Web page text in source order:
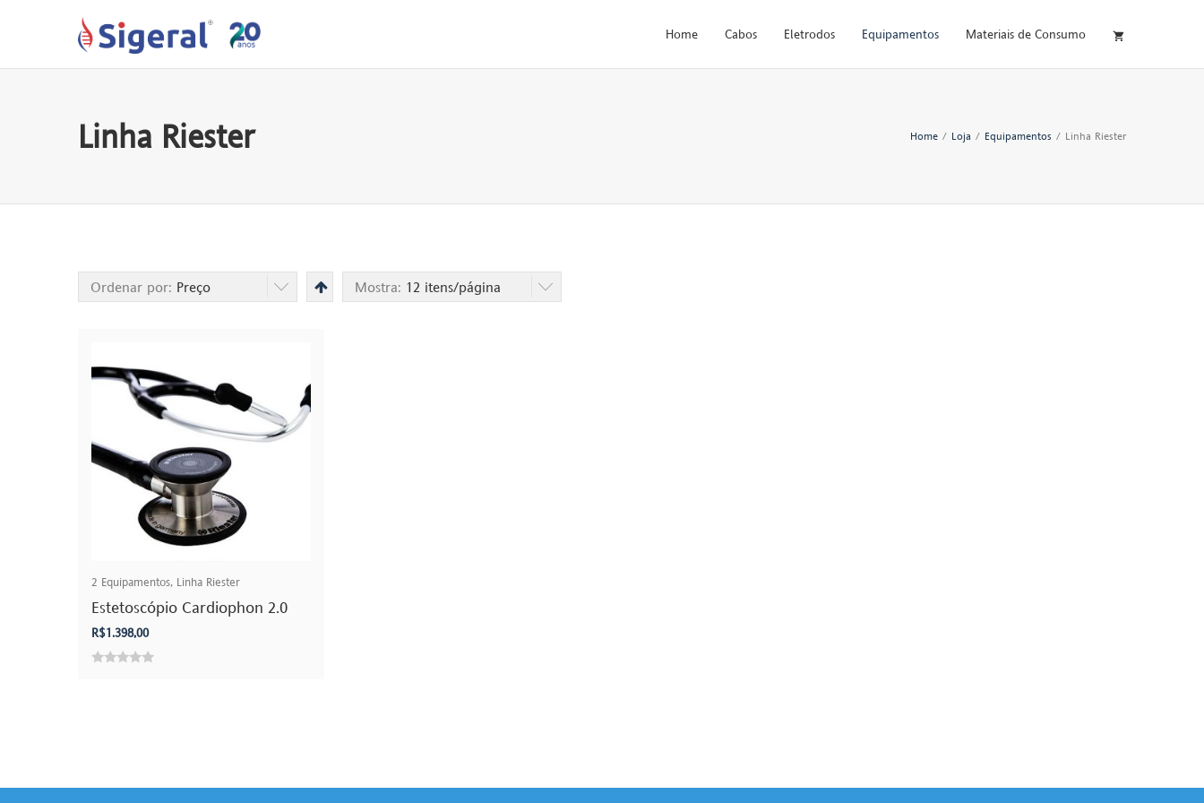
Home Cabos Eletrodos Equipamentos Materiais de Consumo
Linha Riester Home / Loja / Equipamentos / Linha Riester
Ordenar por: Preço Mostra: 12 itens/página
2 Equipamentos, Linha Riester
Estetoscópio Cardiophon 2.0
R$1.398,00